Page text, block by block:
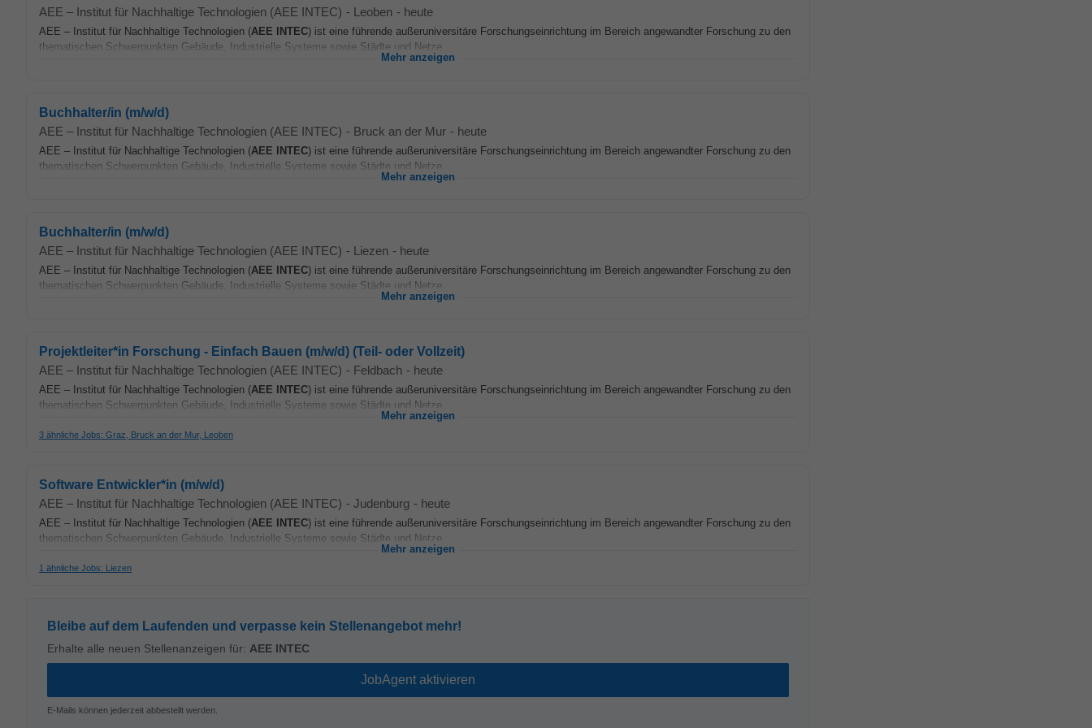
AEE – Institut für Nachhaltige Technologien (AEE INTEC) - Leoben - heute
AEE – Institut für Nachhaltige Technologien (AEE INTEC) ist eine führende außeruniversitäre Forschungseinrichtung im Bereich angewandter Forschung zu den
thematischen Schwerpunkten Gebäude, Industrielle Systeme sowie Städte und Netze...
Mehr anzeigen
Buchhalter/in (m/w/d)
AEE – Institut für Nachhaltige Technologien (AEE INTEC) - Bruck an der Mur - heute
AEE – Institut für Nachhaltige Technologien (AEE INTEC) ist eine führende außeruniversitäre Forschungseinrichtung im Bereich angewandter Forschung zu den
thematischen Schwerpunkten Gebäude, Industrielle Systeme sowie Städte und Netze...
Mehr anzeigen
Buchhalter/in (m/w/d)
AEE – Institut für Nachhaltige Technologien (AEE INTEC) - Liezen - heute
AEE – Institut für Nachhaltige Technologien (AEE INTEC) ist eine führende außeruniversitäre Forschungseinrichtung im Bereich angewandter Forschung zu den
thematischen Schwerpunkten Gebäude, Industrielle Systeme sowie Städte und Netze...
Mehr anzeigen
Projektleiter*in Forschung - Einfach Bauen (m/w/d) (Teil- oder Vollzeit)
AEE – Institut für Nachhaltige Technologien (AEE INTEC) - Feldbach - heute
AEE – Institut für Nachhaltige Technologien (AEE INTEC) ist eine führende außeruniversitäre Forschungseinrichtung im Bereich angewandter Forschung zu den
thematischen Schwerpunkten Gebäude, Industrielle Systeme sowie Städte und Netze...
Mehr anzeigen
3 ähnliche Jobs: Graz, Bruck an der Mur, Leoben
Software Entwickler*in (m/w/d)
AEE – Institut für Nachhaltige Technologien (AEE INTEC) - Judenburg - heute
AEE – Institut für Nachhaltige Technologien (AEE INTEC) ist eine führende außeruniversitäre Forschungseinrichtung im Bereich angewandter Forschung zu den
thematischen Schwerpunkten Gebäude, Industrielle Systeme sowie Städte und Netze...
Mehr anzeigen
1 ähnliche Jobs: Liezen
Bleibe auf dem Laufenden und verpasse kein Stellenangebot mehr!
Erhalte alle neuen Stellenanzeigen für: AEE INTEC
E-Mails können jederzeit abbestellt werden.